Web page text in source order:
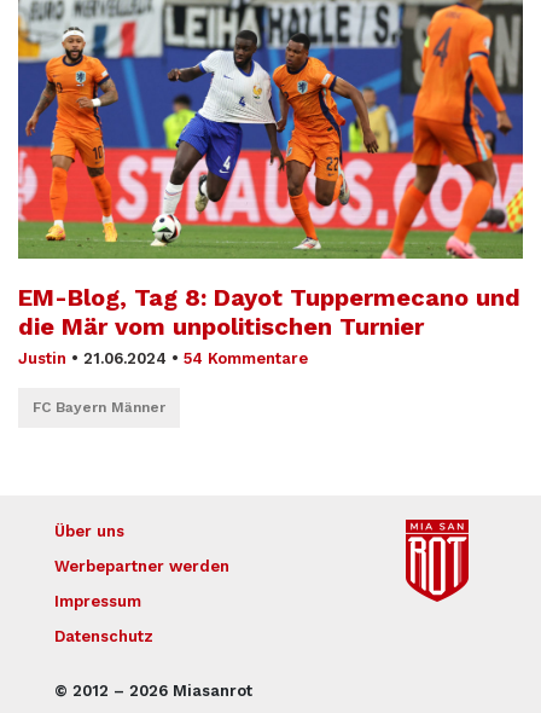
EM-Blog, Tag 8: Dayot Tuppermecano und
die Mär vom unpolitischen Turnier
Justin • 21.06.2024 • 54 Kommentare
FC Bayern Männer
© 2012 – 2026 Miasanrot
Über uns
Werbepartner werden
Impressum
Datenschutz